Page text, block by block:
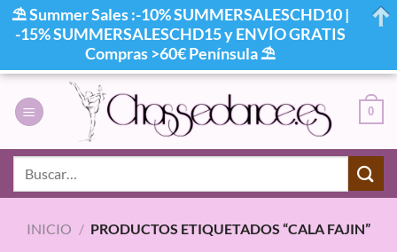
contenido
0
INICIO / PRODUCTOS ETIQUETADOS “CALA FAJIN”
⛱ Summer Sales :-10% SUMMERSALESCHD10 |
-15% SUMMERSALESCHD15 y ENVÍO GRATIS
Compras >60€ Península ⛱